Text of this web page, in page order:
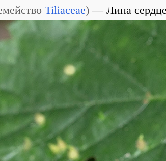
Tiliaceae) Липа